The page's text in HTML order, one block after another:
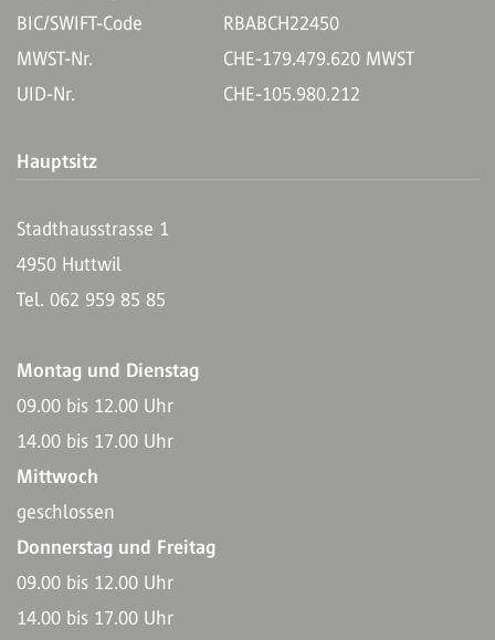
BIC/SWIFT-Code
RBABCH22450
MWST-Nr.
CHE-179.479.620 MWST
UID-Nr.
CHE-105.980.212
Hauptsitz
Stadthausstrasse 1
4950 Huttwil
Tel. 062 959 85 85
Montag und Dienstag
09.00 bis 12.00 Uhr
14.00 bis 17.00 Uhr
Mittwoch
geschlossen
Donnerstag und Freitag
09.00 bis 12.00 Uhr
14.00 bis 17.00 Uhr